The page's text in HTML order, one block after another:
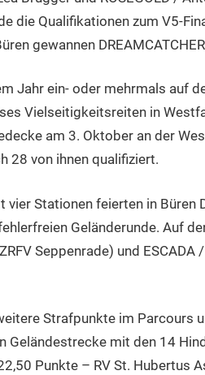
die Qualifikationen zum V5-
gewannen
Jahr ein- oder mehrmals auf
Vielseitigkeitsreiten in
am 3. Oktober an der
28 von ihnen qualifiziert.
Stationen feierten in Büren
Geländerunde. Auf
Seppenrade) und ESCADA
Strafpunkte im Parcours
mit den 14
Punkte – RV St. Hubertus